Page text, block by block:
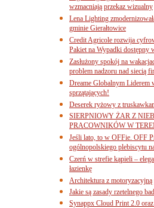
wzmacniają przekaz wizualny
Lena Lighting
gminie Gierałtowice
Credit Agricole rozwija
Pakiet na Wypadki
Zasłużony spokój na
problem nadzoru nad siecią
Dreame Globalnym Liderem
sprzątających!
Deserek ryżowy z
SIERPNIOWY ŻAR Z
PRACOWNIKÓW W
Jeśli lato, to w OFFie. OFF
ogólnopolskiego plebiscytu
Czerń w strefie kąpieli –
łazienkę
Architektura z motoryzacyjną
Jakie są zasady rzetelnego
Synappx Cloud Print 2.0